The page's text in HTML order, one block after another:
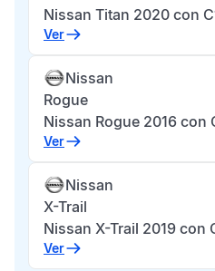
Nissan Titan 2020 con
Ver
Nissan
Rogue
Nissan Rogue 2016 con
Ver
Nissan
X-Trail
Nissan X-Trail 2019 con
Ver